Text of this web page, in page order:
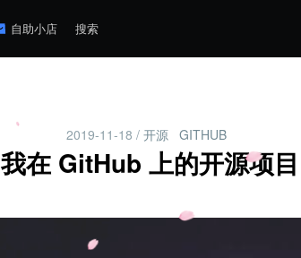
自助小店 搜索
2019-11-18 / 开源 GITHUB
我在 GitHub 上的开源项目